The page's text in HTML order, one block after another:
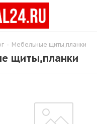
- Мебельные щиты,планки
щиты,планки